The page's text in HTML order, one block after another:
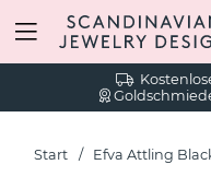
Start Efva Attling